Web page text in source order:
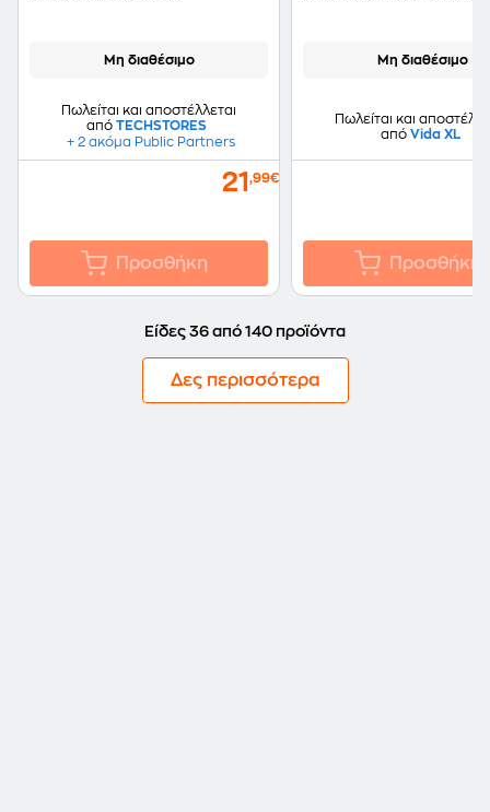
Μη διαθέσιμο
Πωλείται και αποστέλλεται
από TECHSTORES
+ 2 ακόμα Public Partners
21 ,99€
Προσθήκη
Μη διαθέσιμο
Πωλείται και
από Vida XL
Προσθήκη
Είδες 36 από 140 προϊόντα
Δες περισσότερα